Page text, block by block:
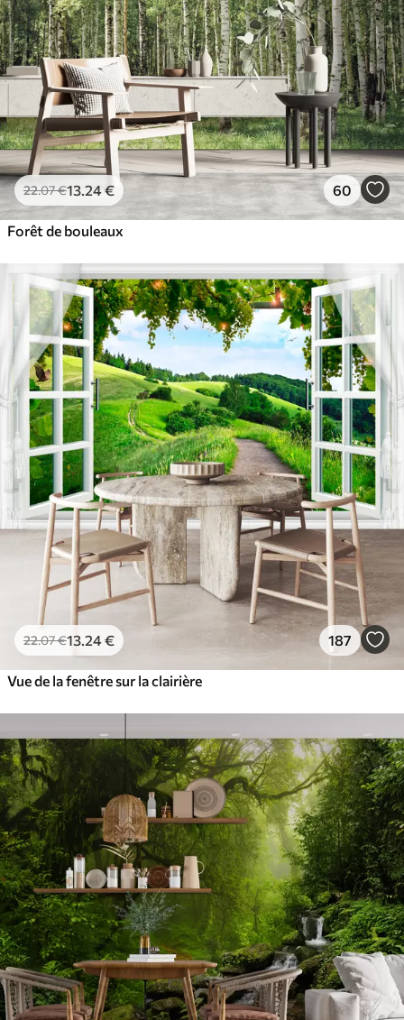
22.07€13.24€ 60
Forêt de bouleaux
22.07€13.24€ 187
Vue de la fenêtre sur la clairière